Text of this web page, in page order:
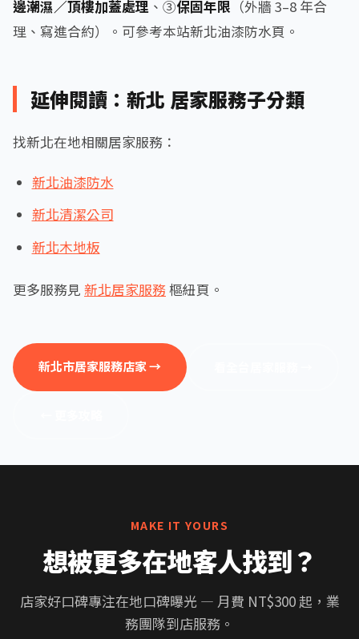
邊潮濕／頂樓加蓋處理 、③保固年限 （外牆 3–8 年合
理、寫進合約）。可參考本站新北油漆防水頁。
延伸閱讀：新北 居家服務子分類
找新北在地相關居家服務：
新北油漆防水
新北清潔公司
新北木地板
更多服務見 新北居家服務樞紐頁。
新北市居家服務店家 →
MAKE IT YOURS
想被更多在地客人找到？
店家好口碑專注在地口碑曝光 — 月費 NT$300 起，業
務團隊到店服務。